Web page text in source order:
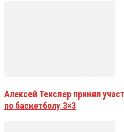
Алексей Текслер принял
по баскетболу 3×3